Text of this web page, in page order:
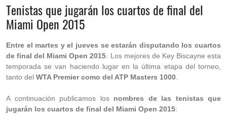
Tenistas que jugarán los cuartos de final del
Miami Open 2015
Entre el martes y el jueves se estarán disputando los cuartos
de final del Miami Open 2015 . Los mejores de Key Biscayne esta
temporada se van haciendo lugar en la última etapa del torneo,
tanto del WTA Premier como del ATP Masters 1000
A continuación publicamos los nombres de las tenistas que
jugarán los cuartos de final del Miami Open 2015: